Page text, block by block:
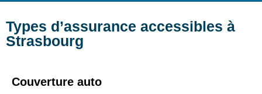
Types d’assurance accessibles à
Strasbourg
Couverture auto